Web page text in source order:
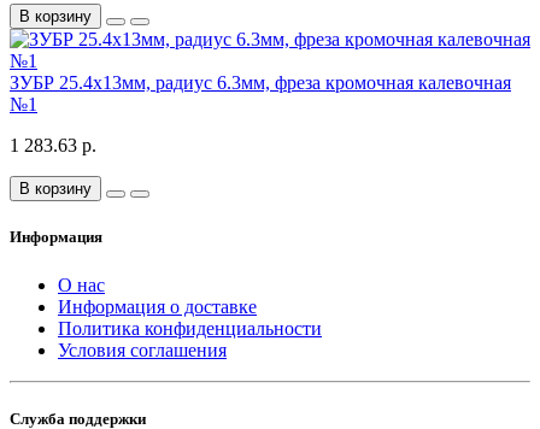
В корзину
ЗУБР 25.4x13мм, радиус 6.3мм, фреза кромочная калевочная
№1
1 283.63 р.
В корзину
Информация
О нас
Информация о доставке
Политика конфиденциальности
Условия соглашения
Служба поддержки